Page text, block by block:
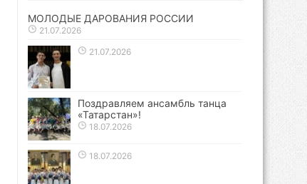
МОЛОДЫЕ ДАРОВАНИЯ РОССИИ
21.07.2026
21.07.2026
Поздравляем ансамбль танца
«Татарстан»!
18.07.2026
18.07.2026